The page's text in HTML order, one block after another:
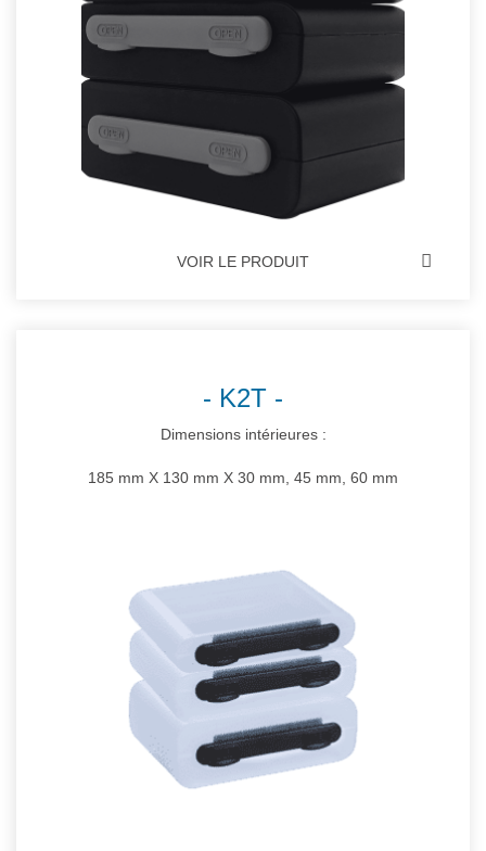
VOIR LE PRODUIT
K2T
Dimensions intérieures :
185 mm X 130 mm X 30 mm, 45 mm, 60 mm